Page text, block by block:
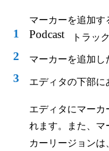
マーカーを追加す
1 Podcast トラッ
2 マーカーを追加
3 エディタの下部
エディタにマー
れます。また、マ
カーリージョン